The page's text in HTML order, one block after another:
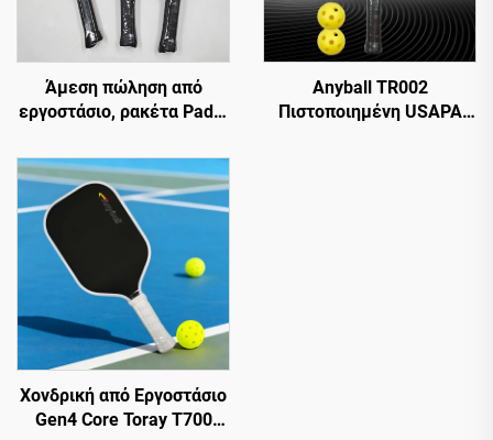
Άμεση πώληση από
εργοστάσιο, ρακέτα Padel
ανθρακονήματα EVA με
τραχιά επιφάνεια για
προπόνηση
Anyball TR002
Πιστοποιημένη USAPA
Χονδρική από Εργοστάσιο
Gen4 Core Toray T700